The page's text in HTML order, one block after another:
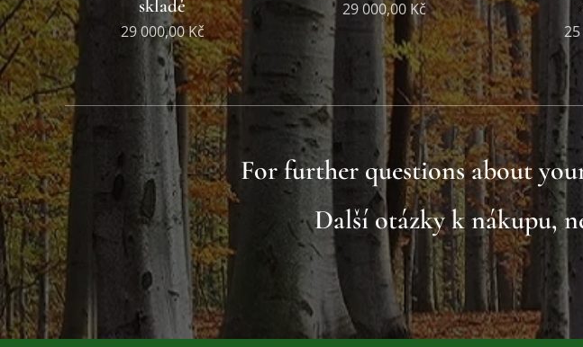
skladě
29 000,00Kč
29 000,00Kč
For further questions about
Další otázky k nákupu,